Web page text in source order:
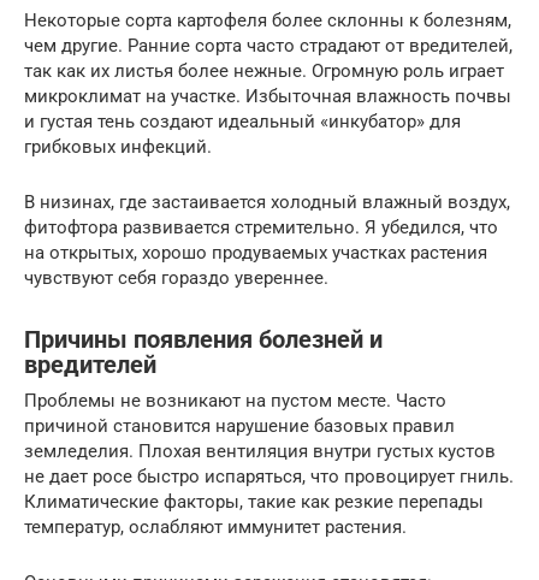
Некоторые сорта картофеля более склонны к болезням,
чем другие. Ранние сорта часто страдают от вредителей,
так как их листья более нежные. Огромную роль играет
микроклимат на участке. Избыточная влажность почвы
и густая тень создают идеальный «инкубатор» для
грибковых инфекций.
В низинах, где застаивается холодный влажный воздух,
фитофтора развивается стремительно. Я убедился, что
на открытых, хорошо продуваемых участках растения
чувствуют себя гораздо увереннее.
Причины появления болезней и
вредителей
Проблемы не возникают на пустом месте. Часто
причиной становится нарушение базовых правил
земледелия. Плохая вентиляция внутри густых кустов
не дает росе быстро испаряться, что провоцирует гниль.
Климатические факторы, такие как резкие перепады
температур, ослабляют иммунитет растения.